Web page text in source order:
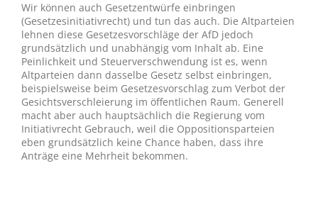
Wir können auch Gesetzentwürfe einbringen
(Gesetzesinitiativrecht) und tun das auch. Die Altparteien
lehnen diese Gesetzesvorschläge der AfD jedoch
grundsätzlich und unabhängig vom Inhalt ab. Eine
Peinlichkeit und Steuerverschwendung ist es, wenn
Altparteien dann dasselbe Gesetz selbst einbringen,
beispielsweise beim Gesetzesvorschlag zum Verbot der
Gesichtsverschleierung im öffentlichen Raum. Generell
macht aber auch hauptsächlich die Regierung vom
Initiativrecht Gebrauch, weil die Oppositionsparteien
eben grundsätzlich keine Chance haben, dass ihre
Anträge eine Mehrheit bekommen.